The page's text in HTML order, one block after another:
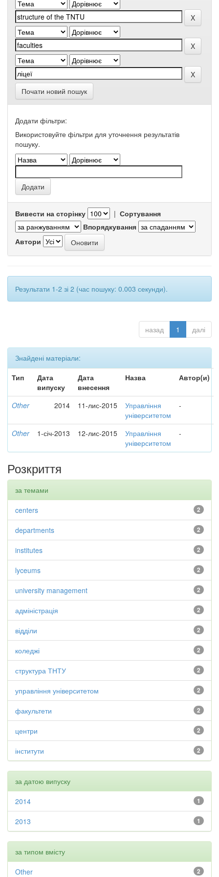
Почати новий пошук
Додати фільтри:
Використовуйте фільтри для уточнення результатів
пошуку.
Вивести на сторінку | Сортування
Впорядкування
Автори
Результати 1-2 зі 2 (час пошуку: 0.003 секунди).
назад 1 далі
Знайдені матеріали:
Тип
Дата
випуску
Дата
внесення
Назва Автор(и)
Other 2014 11-лис-2015
Управління
університетом
-
Other 1-січ-2013 12-лис-2015
Управління
університетом
-
Розкриття
за темами
2
centers
2
departments
2
institutes
2
lyceums
2
university management
2
адміністрація
2
відділи
2
коледжі
2
структура ТНТУ
2
управління університетом
2
факультети
2
центри
2
інститути
за датою випуску
1
2014
1
2013
за типом вмісту
2
Other